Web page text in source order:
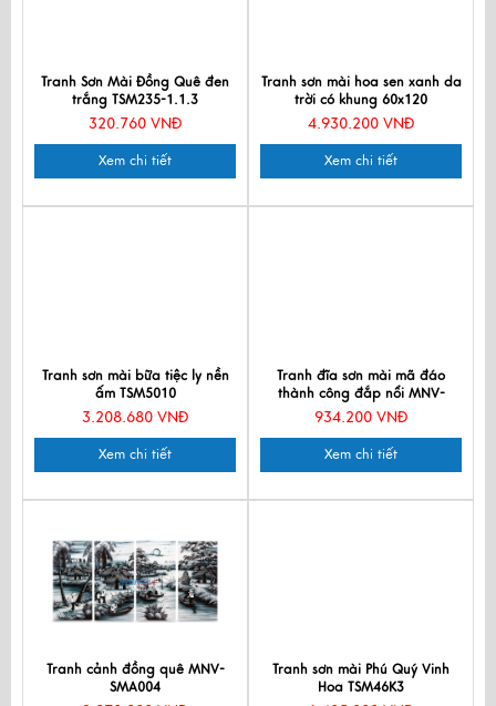
Tranh Sơn Mài Đồng Quê đen
trắng TSM235-1.1.3
320.760 VNĐ
Xem chi tiết
Tranh sơn mài hoa sen xanh da
trời có khung 60x120
TSM60120K-HSNX
4.930.200 VNĐ
Xem chi tiết
Tranh sơn mài bữa tiệc ly nền
ấm TSM5010
3.208.680 VNĐ
Xem chi tiết
Tranh đĩa sơn mài mã đáo
thành công đắp nổi MNV-
TD358
934.200 VNĐ
Xem chi tiết
Tranh cảnh đồng quê MNV-
SMA004
Tranh sơn mài Phú Quý Vinh
Hoa TSM46K3